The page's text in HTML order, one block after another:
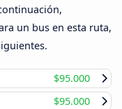
un bus en esta ruta,
$95.000
$95.000